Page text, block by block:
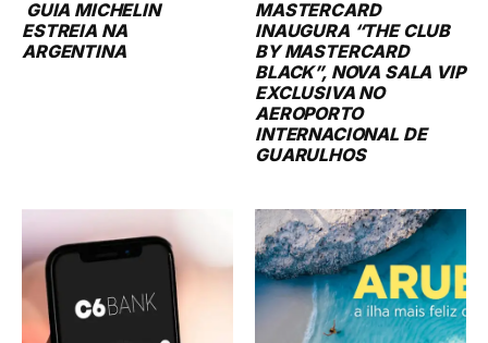
GUIA MICHELIN
ESTREIA NA
ARGENTINA
MASTERCARD
INAUGURA “THE CLUB
BY MASTERCARD
BLACK”, NOVA SALA VIP
EXCLUSIVA NO
AEROPORTO
INTERNACIONAL DE
GUARULHOS